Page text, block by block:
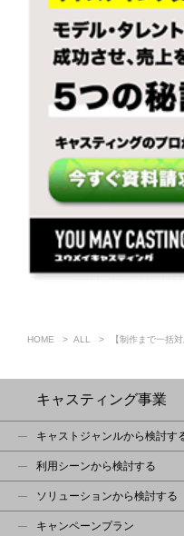
HOME ALL 【制作まで一括
キャスティング事業
キャストジャンルから検討す
利用シーンから検討する
ソリューションから検討する
キャンペーンプラン